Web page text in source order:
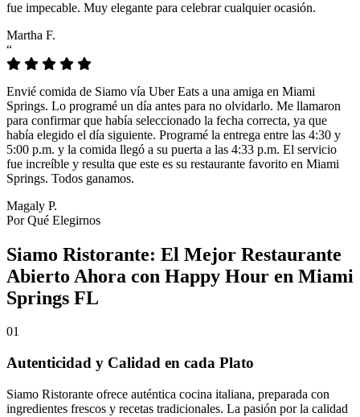
fue impecable. Muy elegante para celebrar cualquier ocasión.
Martha F.
“
Envié comida de Siamo vía Uber Eats a una amiga en Miami
Springs. Lo programé un día antes para no olvidarlo. Me llamaron
para confirmar que había seleccionado la fecha correcta, ya que
había elegido el día siguiente. Programé la entrega entre las 4:30 y
5:00 p.m. y la comida llegó a su puerta a las 4:33 p.m. El servicio
fue increíble y resulta que este es su restaurante favorito en Miami
Springs. Todos ganamos.
Magaly P.
Por Qué Elegirnos
Siamo Ristorante: El Mejor Restaurante
Abierto Ahora con Happy Hour en Miami
Springs FL
01
Autenticidad y Calidad en cada Plato
Siamo Ristorante ofrece auténtica cocina italiana, preparada con
ingredientes frescos y recetas tradicionales. La pasión por la calidad